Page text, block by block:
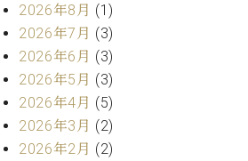
W.
ホ
フ
マ
ン
プ
ロ
(PDF)
お
問
い
合
わ
2026年8月 (1)
2026年7月 (3)
2026年6月 (3)
2026年5月 (3)
2026年4月 (5)
2026年3月 (2)
2026年2月 (2)